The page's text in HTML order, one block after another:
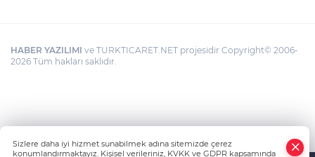
HABER YAZILIMI ve TURKTICARET.NET projesidir Copyright© 2006-
2026 Tüm hakları saklıdır.
Sizlere daha iyi hizmet sunabilmek adına sitemizde çerez
konumlandırmaktayız. Kişisel verileriniz, KVKK ve GDPR kapsamında